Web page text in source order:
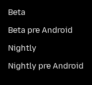
Beta
Beta pre Android
Nightly
Nightly pre Android